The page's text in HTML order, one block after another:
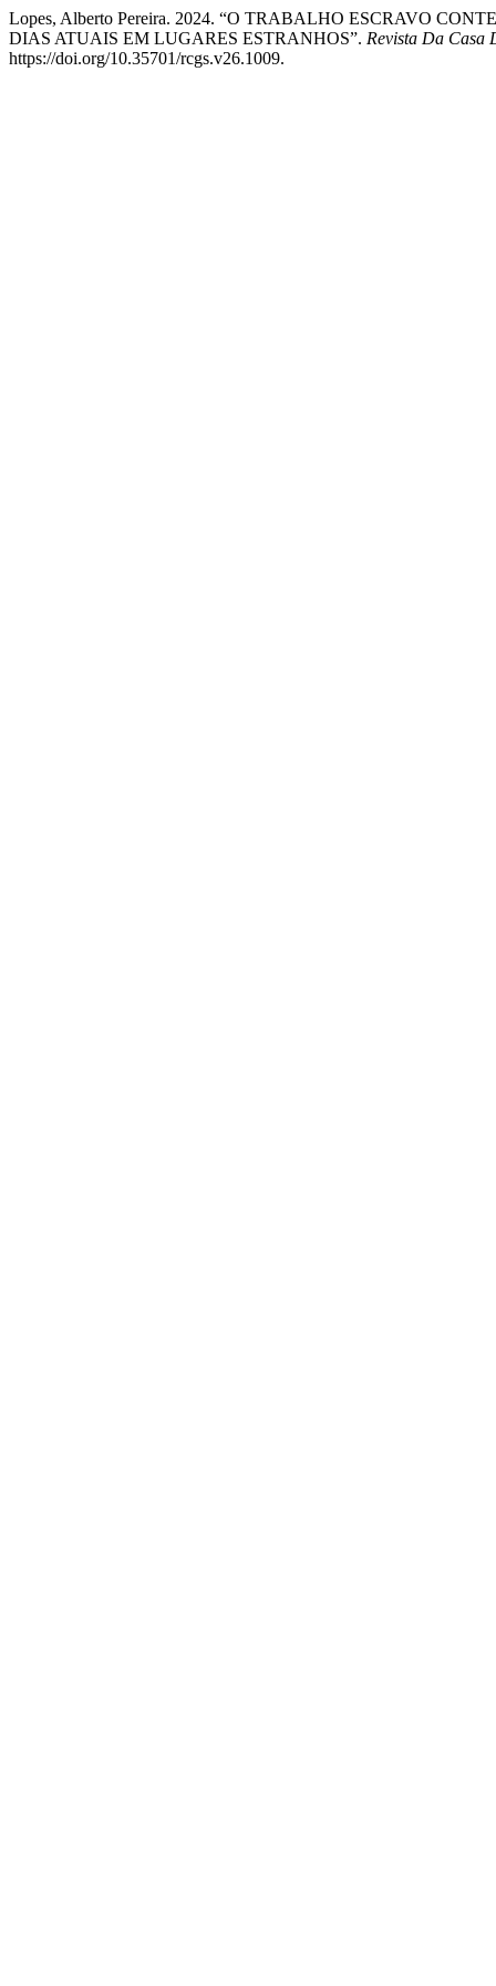
Lopes, Alberto Pereira. 2024. “O TRABALHO ESCRAVO
DIAS ATUAIS EM LUGARES ESTRANHOS”. Revista Da Casa
https://doi.org/10.35701/rcgs.v26.1009.